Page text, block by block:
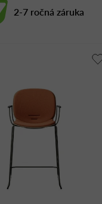
2-7 ročná záruka